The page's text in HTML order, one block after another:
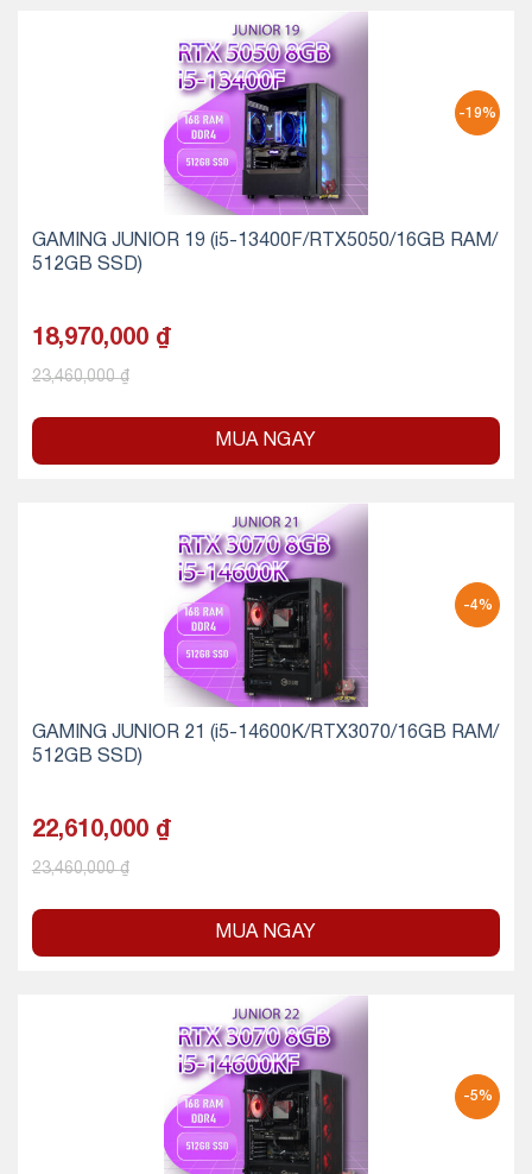
-19%
GAMING JUNIOR 19 (i5-13400F/RTX5050/16GB RAM/
512GB SSD)
18,970,000 ₫
23,460,000₫
MUA NGAY
-4%
GAMING JUNIOR 21 (i5-14600K/RTX3070/16GB RAM/
512GB SSD)
22,610,000 ₫
23,460,000₫
MUA NGAY
-5%